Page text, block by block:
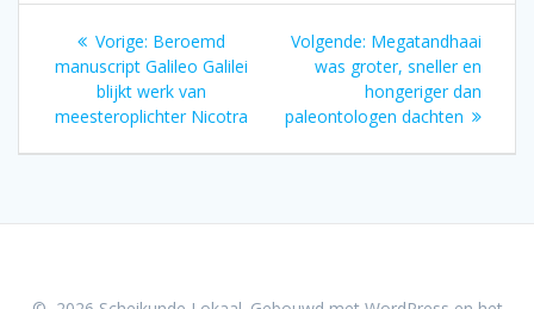
Bericht
navigatie
Vorige: Vorig
bericht:
Beroemd
manuscript Galileo Galilei
blijkt werk van
meesteroplichter Nicotra
Volgende: Volgend
bericht:
Megatandhaai
was groter, sneller en
hongeriger dan
paleontologen dachten